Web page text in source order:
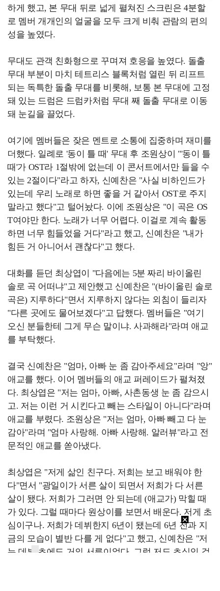
하게 했고, 본 무대 뒤로 넓게 펼쳐진 스크린은 4분할
로 멤버 개개인의 얼굴을 모두 크게 비춰 관람의 편의
성을 높였다.
무대도 관객 친화형으로 꾸며져 호응을 높였다. 돌출
무대 부분이 마치 테트리스 블록처럼 열린 뒤 리프트
되는 독특한 돌출 무대를 비롯해, 보통 본 무대에 고정
돼 있는 드럼은 드럼카처럼 무대 째 돌출 무대로 이동
돼 눈길을 끌었다.
여기에 멤버들은 잦은 멘트로 소통에 집중하며 재미를
더했다. 일례로 '동이 틀 때' 무대 후 조원상이 "'동이 틀
때'가 OST라 1절밖에 없는데 이 콘서트에서만 들을 수
있는 2절이다"라고 하자, 신예찬은 "사실 비하인드가
있는데 우리 노래로 하면 좋을 거 같아서 OST로 주지
말라고 했다"고 털어놨다. 이에 조원상은 "이 곡은 OS
T여야만 한다. 노래가 너무 어렵다. 이걸로 계속 활동
하면 너무 힘들었을 거다"라고 했고, 신예찬은 "내가
힘든 거 아니어서 괜찮다"고 했다.
대화를 듣던 최상엽이 "다음에는 5분 짜리 바이올린
솔로 곡 어떠냐"고 제안했고 신예찬은 "(바이올린 솔로
곡은) 지루하다"면서 지루하지 않다는 외침이 들리자
"다른 곳에도 물어보겠다"고 답했다. 멤버들은 "여기
오신 분들한테 그게 무슨 말이냐. 사과해라"라며 애교
를 부탁했다.
결국 신예찬은 "엄마, 아빠 눈 좀 감아주세요"라며 "앙"
애교를 했다. 이어 멤버들의 애교 퍼레이드가 펼쳐졌
다. 최상엽은 "저는 엄마, 아빠, 사촌동생 눈 좀 감으시
고. 저는 이런 거 시킨다고 빼는 스타일이 아니다"라며
애교를 부렸다. 조원상은 "저는 엄마, 아빠 빼고 다 눈
감아"라며 "엄마 사랑해. 아빠 사랑해. 알러뷰"라고 전
문적인 애교를 쏟아냈다.
최상엽은 "저게 삶인 친구다. 저희는 보고 배워야 한
다"면서 "광일이가 서른 살이 되면서 저희가 다 서른
살이 됐다. 저희가 그러면 안 되는데 (애교가) 막힐 때
가 있다. 그럴 때마다 원상이를 보면서 배운다. 저게 초
심이구나. 저희가 데뷔한지 6년이 됐는데 6년 전과 지
금의 모습이 별반 다를 게 없다"고 했고, 신예찬은 "저
는 데뷔 초에도 거의 서른이었다. 그럼 저도 초심인 걸